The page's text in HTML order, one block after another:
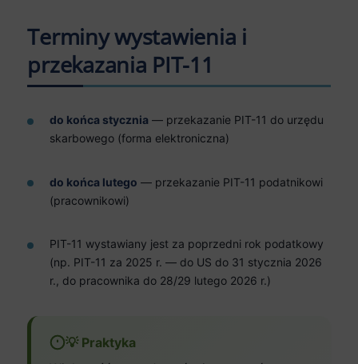
Terminy wystawienia i
przekazania PIT-11
do końca stycznia — przekazanie PIT-11 do urzędu
skarbowego (forma elektroniczna)
do końca lutego — przekazanie PIT-11 podatnikowi
(pracownikowi)
PIT-11 wystawiany jest za poprzedni rok podatkowy
(np. PIT-11 za 2025 r. — do US do 31 stycznia 2026
r., do pracownika do 28/29 lutego 2026 r.)
💡 Praktyka